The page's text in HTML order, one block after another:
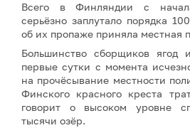
Всего в Финляндии с
серьёзно заплутало порядка
об их пропаже приняла местная
Большинство сборщиков ягод
первые сутки с момента
на прочёсывание местности
Финского красного креста
говорит о высоком уровне
тысячи озёр.